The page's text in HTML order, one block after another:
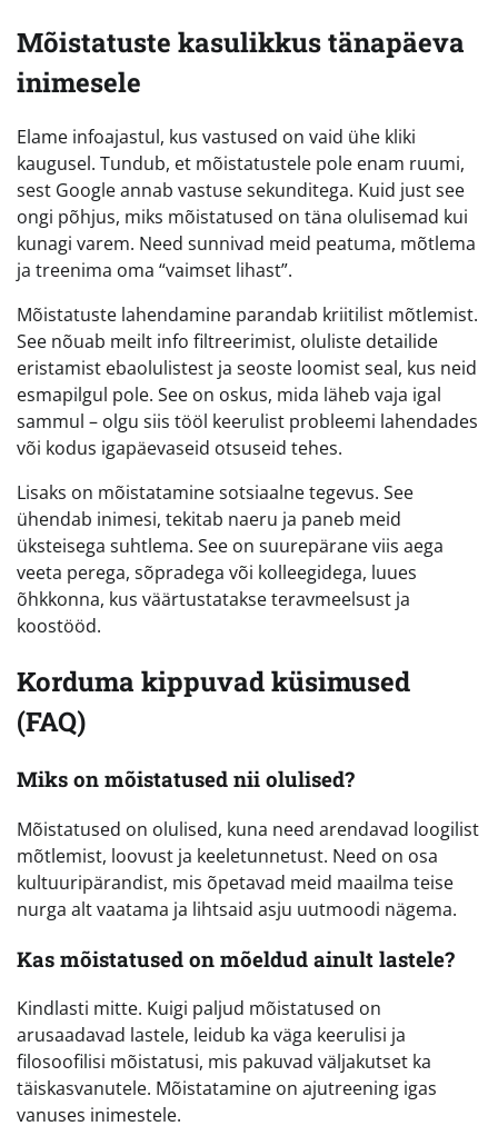
Mõistatuste kasulikkus tänapäeva
inimesele
Elame infoajastul, kus vastused on vaid ühe kliki
kaugusel. Tundub, et mõistatustele pole enam ruumi,
sest Google annab vastuse sekunditega. Kuid just see
ongi põhjus, miks mõistatused on täna olulisemad kui
kunagi varem. Need sunnivad meid peatuma, mõtlema
ja treenima oma “vaimset lihast”.
Mõistatuste lahendamine parandab kriitilist mõtlemist.
See nõuab meilt info filtreerimist, oluliste detailide
eristamist ebaolulistest ja seoste loomist seal, kus neid
esmapilgul pole. See on oskus, mida läheb vaja igal
sammul – olgu siis tööl keerulist probleemi lahendades
või kodus igapäevaseid otsuseid tehes.
Lisaks on mõistatamine sotsiaalne tegevus. See
ühendab inimesi, tekitab naeru ja paneb meid
üksteisega suhtlema. See on suurepärane viis aega
veeta perega, sõpradega või kolleegidega, luues
õhkkonna, kus väärtustatakse teravmeelsust ja
koostööd.
Korduma kippuvad küsimused
(FAQ)
Miks on mõistatused nii olulised?
Mõistatused on olulised, kuna need arendavad loogilist
mõtlemist, loovust ja keeletunnetust. Need on osa
kultuuripärandist, mis õpetavad meid maailma teise
nurga alt vaatama ja lihtsaid asju uutmoodi nägema.
Kas mõistatused on mõeldud ainult lastele?
Kindlasti mitte. Kuigi paljud mõistatused on
arusaadavad lastele, leidub ka väga keerulisi ja
filosoofilisi mõistatusi, mis pakuvad väljakutset ka
täiskasvanutele. Mõistatamine on ajutreening igas
vanuses inimestele.